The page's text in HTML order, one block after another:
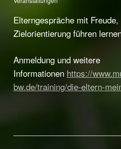
Elterngespräche mit
Zielorientierung führen
Anmeldung und weitere
Informationen https://
bw.de/training/die-eltern-